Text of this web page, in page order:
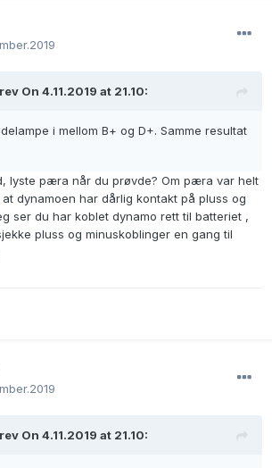
On 4.11.2019 at 21.10:
i mellom B+ og D+. Samme resultat
lyste pæra når du prøvde? Om pæra var helt
dynamoen har dårlig kontakt på pluss og
ser du har koblet dynamo rett til batteriet ,
pluss og minuskoblinger en gang til
On 4.11.2019 at 21.10: